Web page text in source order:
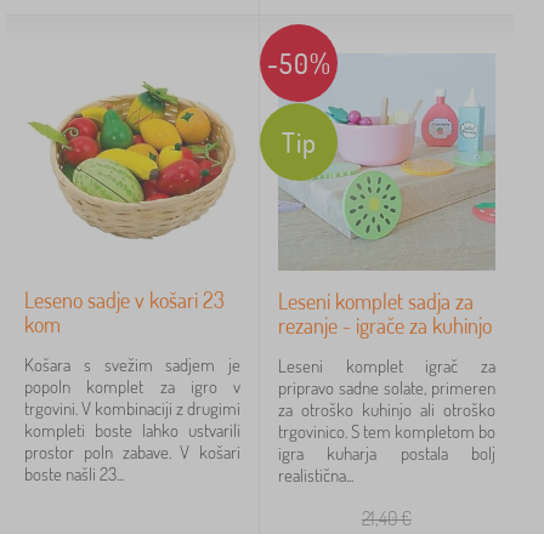
Leseno sadje v košari 23
kom
Košara s svežim sadjem je
popoln komplet za igro v
trgovini. V kombinaciji z drugimi
kompleti boste lahko ustvarili
prostor poln zabave. V košari
boste našli 23...
-50%
Tip
Leseni komplet sadja za
rezanje - igrače za kuhinjo
Leseni komplet igrač za
pripravo sadne solate, primeren
za otroško kuhinjo ali otroško
trgovinico. S tem kompletom bo
igra kuharja postala bolj
realistična...
21,40€